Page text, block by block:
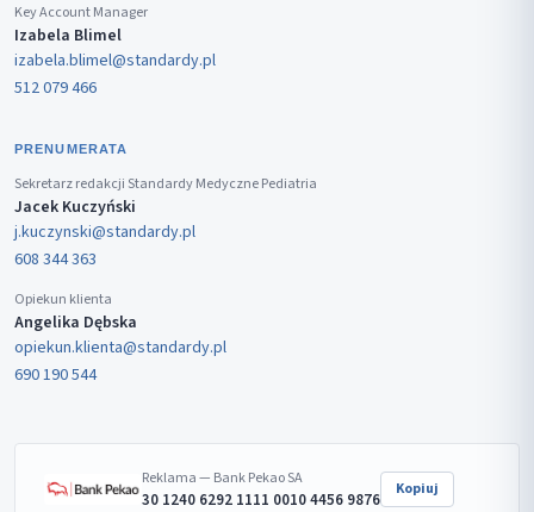
Key Account Manager
Izabela Blimel
izabela.blimel@standardy.pl
512 079 466
PRENUMERATA
Sekretarz redakcji Standardy Medyczne Pediatria
Jacek Kuczyński
j.kuczynski@standardy.pl
608 344 363
Opiekun klienta
Angelika Dębska
opiekun.klienta@standardy.pl
690 190 544
Reklama — Bank Pekao SA
30 1240 6292 1111 0010 4456 9876 Kopiuj